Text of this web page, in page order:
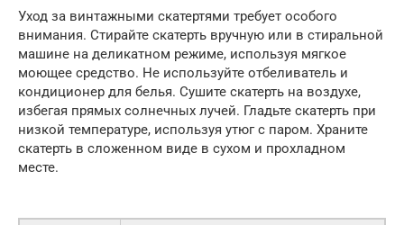
Уход за винтажными скатертями требует особого
внимания. Стирайте скатерть вручную или в стиральной
машине на деликатном режиме, используя мягкое
моющее средство. Не используйте отбеливатель и
кондиционер для белья. Сушите скатерть на воздухе,
избегая прямых солнечных лучей. Гладьте скатерть при
низкой температуре, используя утюг с паром. Храните
скатерть в сложенном виде в сухом и прохладном
месте.